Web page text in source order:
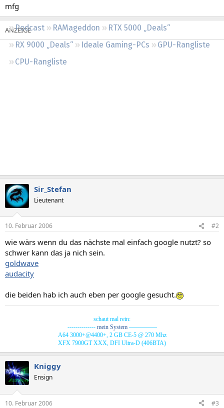
Podcast RAMageddon
RTX 5000 „Deals“
RX 9000 „Deals“
Ideale Gaming-PCs
GPU-Rangliste
CPU-Rangliste
mfg
Sir_Stefan
Lieutenant
10. Februar 2006 #2
wie wärs wenn du das nächste mal einfach google nutzt? so
schwer kann das ja nich sein.
goldwave
audacity
die beiden hab ich auch eben per google gesucht.
schaut mal rein:​
-------------- mein System--------------​
A64 3000+@4400+, 2 GB CE-5 @ 270 Mhz​
XFX 7900GT XXX, DFI Ultra-D (406BTA)​
Kniggy
Ensign
10. Februar 2006 #3